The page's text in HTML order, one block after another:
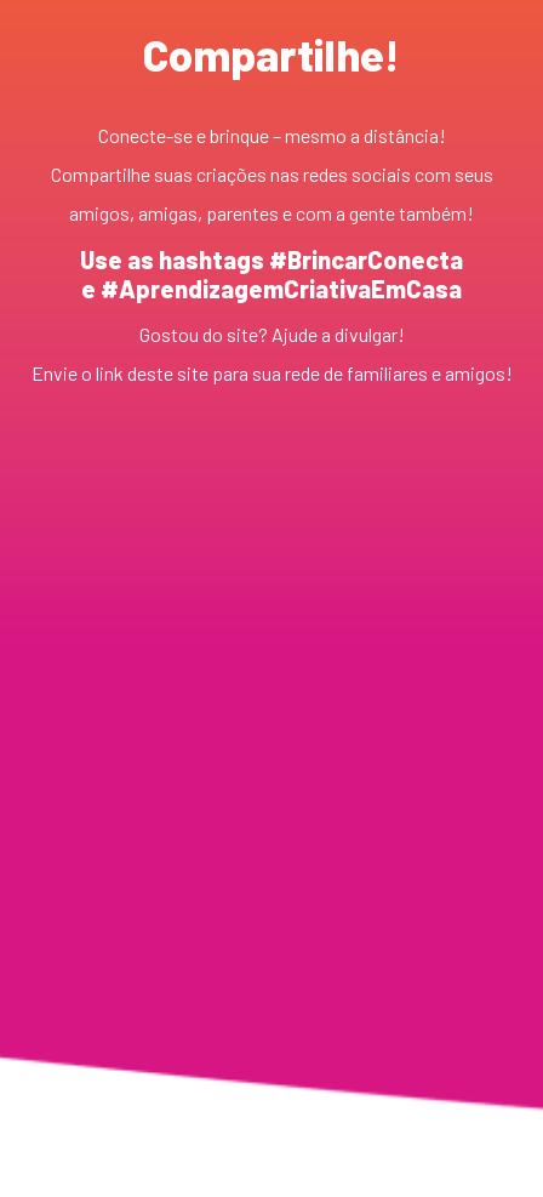
Compartilhe!
Conecte-se e brinque – mesmo a distância!
Compartilhe suas criações nas redes sociais com seus
amigos, amigas, parentes e com a gente também!
Use as hashtags #BrincarConecta
e #AprendizagemCriativaEmCasa
Gostou do site? Ajude a divulgar!
Envie o link deste site para sua rede de familiares e amigos!